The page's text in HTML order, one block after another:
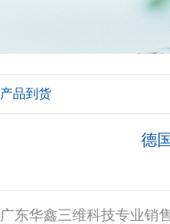
产品到货
德
广东华鑫三维科技专业销